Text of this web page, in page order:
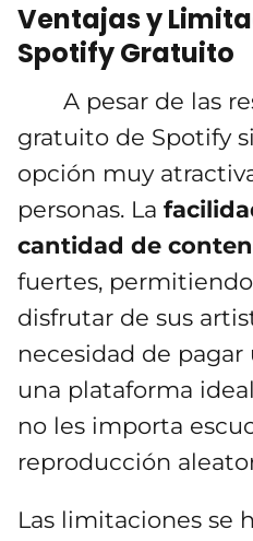
Ventajas y
Spotify Gratuito
A pesar de las
gratuito de Spotify
opción muy
personas. La
cantidad de
fuertes,
disfrutar de sus
necesidad de pagar
una plataforma
no les importa
reproducción
Las limitaciones se